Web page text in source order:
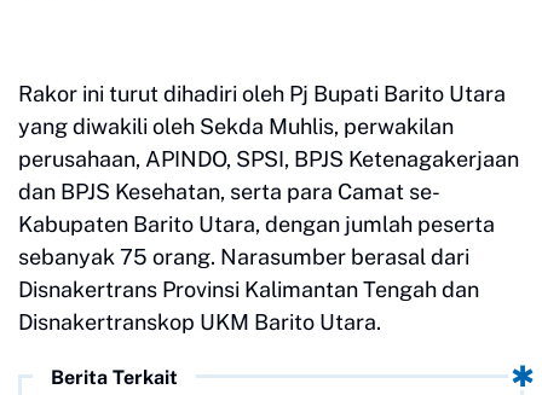
Rakor ini turut dihadiri oleh Pj Bupati Barito Utara
yang diwakili oleh Sekda Muhlis, perwakilan
perusahaan, APINDO, SPSI, BPJS Ketenagakerjaan
dan BPJS Kesehatan, serta para Camat se-
Kabupaten Barito Utara, dengan jumlah peserta
sebanyak 75 orang. Narasumber berasal dari
Disnakertrans Provinsi Kalimantan Tengah dan
Disnakertranskop UKM Barito Utara.
Berita Terkait